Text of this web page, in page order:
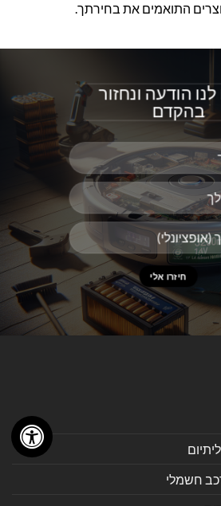
התואמים את בחירתך.
הודעה ונחזור
בהקדם
חשמלי